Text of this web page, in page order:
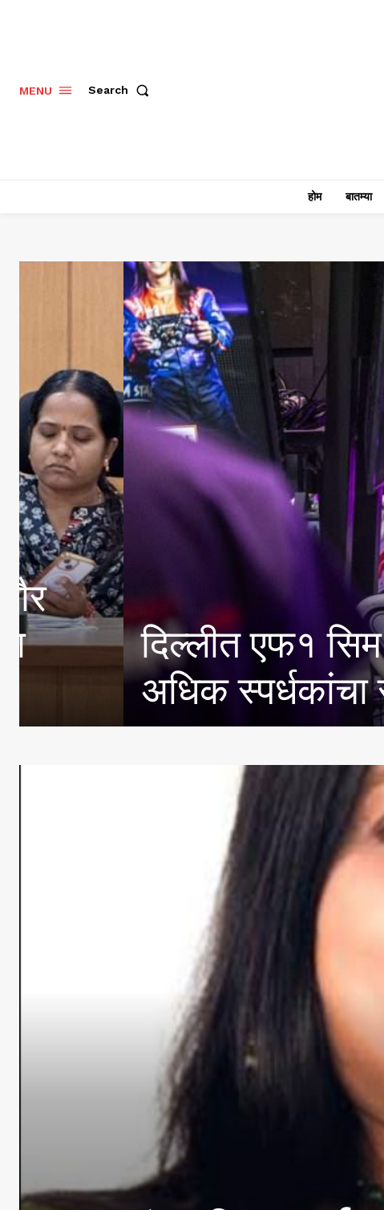
MENU Search
होम बातम्या
प्राचार्य
विविध गुणदर्शन